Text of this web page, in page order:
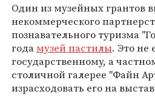
Один из музейных грантов
некоммерческого
познавательного туризма
года музей пастилы. Это не
государственному, а
столичной галерее "Файн
израсходовать его на